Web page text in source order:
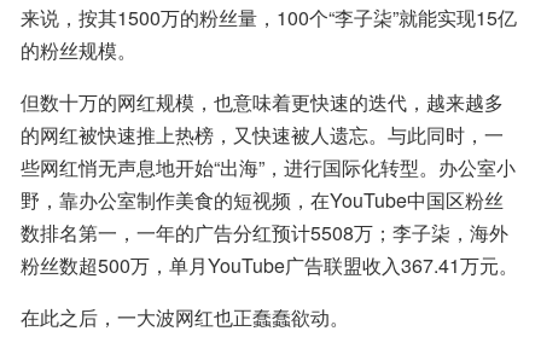
来说，按其1500万的粉丝量，100个“李子柒”就能实现15亿
的粉丝规模。
但数十万的网红规模，也意味着更快速的迭代，越来越多
的网红被快速推上热榜，又快速被人遗忘。与此同时，一
些网红悄无声息地开始“出海”，进行国际化转型。办公室小
野，靠办公室制作美食的短视频，在YouTube中国区粉丝
数排名第一，一年的广告分红预计5508万；李子柒，海外
粉丝数超500万，单月YouTube广告联盟收入367.41万元。
在此之后，一大波网红也正蠢蠢欲动。